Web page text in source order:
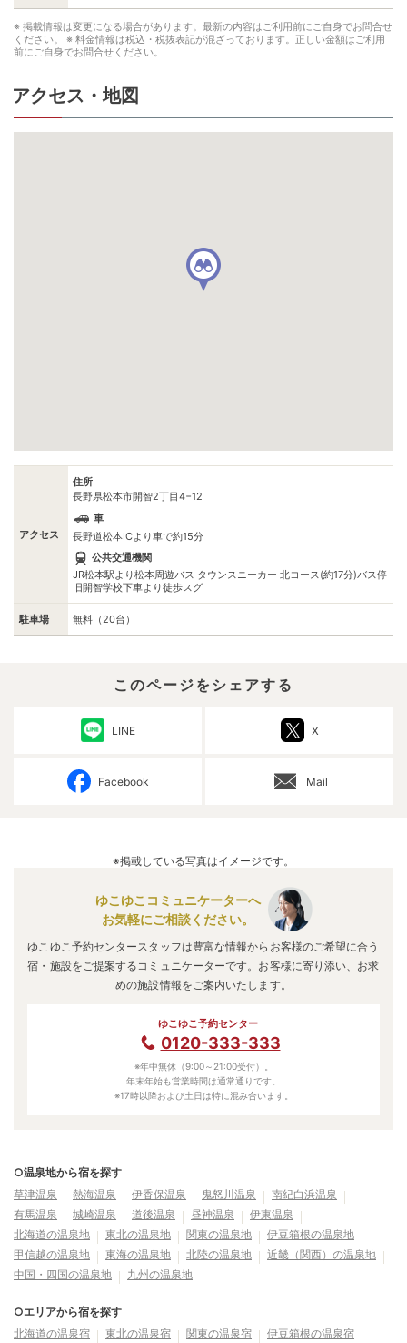
※ 掲載情報は変更になる場合があります。最新の内容はご利用前にご自身でお問合せ
ください。
※ 料金情報は税込・税抜表記が混ざっております。正しい金額はご利用
前にご自身でお問合せください。
アクセス・地図
アクセス
住所
長野県松本市開智2丁目4−12
車
長野道松本ICより車で約15分
公共交通機関
JR松本駅より松本周遊バス タウンスニーカー 北コース(約17分)バス停
旧開智学校下車より徒歩スグ
駐車場 無料（20台）
このページをシェアする
LINE X
Facebook Mail
※掲載している写真はイメージです。
ゆこゆこコミュニケーターへ
お気軽にご相談ください。
ゆこゆこ予約センタースタッフは豊富な情報からお客様のご希望に合う
宿・施設をご提案するコミュニケーターです。お客様に寄り添い、お求
めの施設情報をご案内いたします。
ゆこゆこ予約センター
0120-333-333
※年中無休（9:00～21:00受付）。
年末年始も営業時間は通常通りです。
※17時以降および土日は特に混み合います。
○温泉地から宿を探す
草津温泉
熱海温泉 伊香保温泉 鬼怒川温泉
南紀白浜温泉
有馬温泉
城崎温泉 道後温泉 昼神温泉
伊東温泉
北海道の温泉地
東北の温泉地 関東の温泉地
伊豆箱根の温泉地
甲信越の温泉地
東海の温泉地 北陸の温泉地
近畿（関西）の温泉地
中国・四国の温泉地
九州の温泉地
○エリアから宿を探す
北海道の温泉宿
東北の温泉宿 関東の温泉宿 伊豆箱根の温泉宿